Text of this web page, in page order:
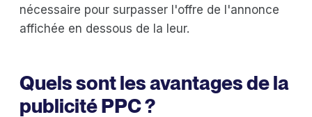
nécessaire pour surpasser l'offre de l'annonce
affichée en dessous de la leur.
Quels sont les avantages de la
publicité PPC ?